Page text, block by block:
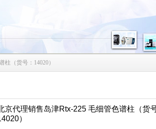
柱（货号：14020）
京代理销售岛津Rtx-225 毛细管色谱柱（货
）